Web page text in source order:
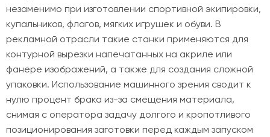
незаменимо при изготовлении спортивной экипировки,
купальников, флагов, мягких игрушек и обуви. В
рекламной отрасли такие станки применяются для
контурной вырезки напечатанных на акриле или
фанере изображений, а также для создания сложной
упаковки. Использование машинного зрения сводит к
нулю процент брака из-за смещения материала,
снимая с оператора задачу долгого и кропотливого
позиционирования заготовки перед каждым запуском